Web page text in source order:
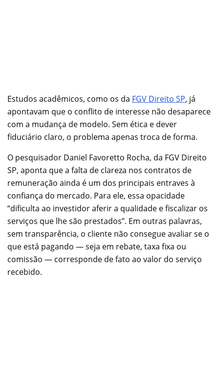
Estudos acadêmicos, como os da FGV Direito SP, já
apontavam que o conflito de interesse não desaparece
com a mudança de modelo. Sem ética e dever
fiduciário claro, o problema apenas troca de forma.
O pesquisador Daniel Favoretto Rocha, da FGV Direito
SP, aponta que a falta de clareza nos contratos de
remuneração ainda é um dos principais entraves à
confiança do mercado. Para ele, essa opacidade
“dificulta ao investidor aferir a qualidade e fiscalizar os
serviços que lhe são prestados”. Em outras palavras,
sem transparência, o cliente não consegue avaliar se o
que está pagando — seja em rebate, taxa fixa ou
comissão — corresponde de fato ao valor do serviço
recebido.